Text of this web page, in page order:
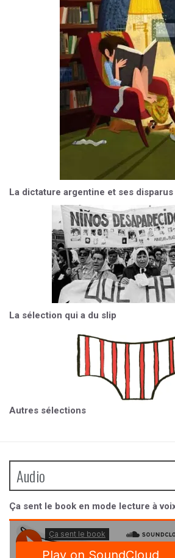
La dictature argentine et ses disparus
La sélection qui a du slip
Autres sélections
Audio
Ça sent le book en mode lecture à